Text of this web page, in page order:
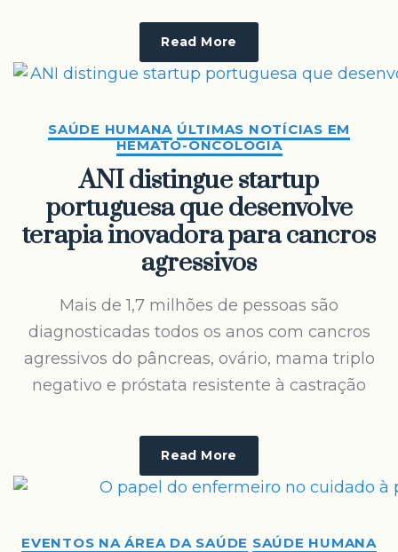
Read More
SAÚDE HUMANA ÚLTIMAS NOTÍCIAS EM
HEMATO-ONCOLOGIA
ANI distingue startup
portuguesa que desenvolve
terapia inovadora para cancros
agressivos
Mais de 1,7 milhões de pessoas são
diagnosticadas todos os anos com cancros
agressivos do pâncreas, ovário, mama triplo
negativo e próstata resistente à castração
Read More
EVENTOS NA ÁREA DA SAÚDE SAÚDE HUMANA